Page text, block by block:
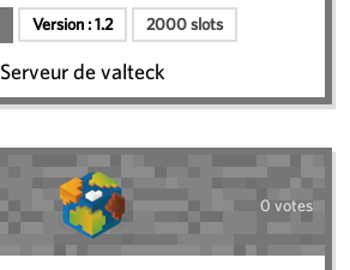
Version :1.2 2000 slots
Serveur de valteck
0 votes